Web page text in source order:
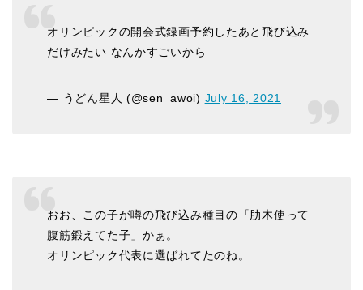
オリンピックの開会式録画予約したあと飛び込み
だけみたい なんかすごいから
— うどん星人 (@sen_awoi) July 16, 2021
おお、この子が噂の飛び込み種目の「肋木使って
腹筋鍛えてた子」かぁ。
オリンピック代表に選ばれてたのね。